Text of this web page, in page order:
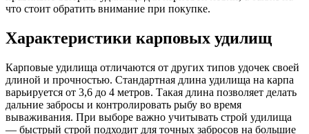
что стоит обратить внимание при покупке.
Характеристики карповых удилищ
Карповые удилища отличаются от других типов удочек своей
длиной и прочностью. Стандартная длина удилища на карпа
варьируется от 3,6 до 4 метров. Такая длина позволяет делать
дальние забросы и контролировать рыбу во время
вываживания. При выборе важно учитывать строй удилища
— быстрый строй подходит для точных забросов на большие